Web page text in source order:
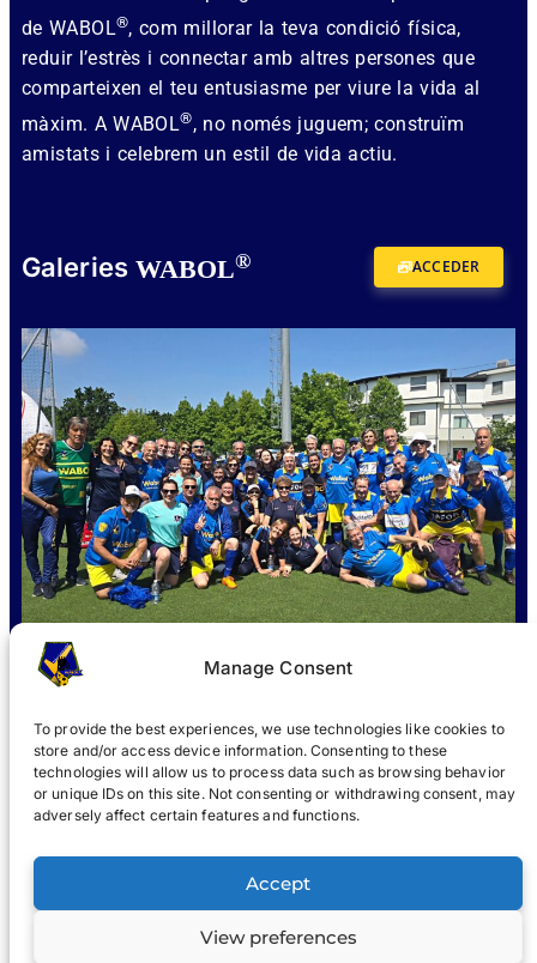
Manage Consent
To provide the best experiences, we use technologies like cookies to
store and/or access device information. Consenting to these
technologies will allow us to process data such as browsing behavior
or unique IDs on this site. Not consenting or withdrawing consent, may
adversely affect certain features and functions.
Accept
View preferences
de WABOL®, com millorar la teva condició física,
reduir l’estrès i connectar amb altres persones que
comparteixen el teu entusiasme per viure la vida al
màxim. A WABOL®, no només juguem; construïm
amistats i celebrem un estil de vida actiu.
Galeries WABOL® ACCEDER
QUÈ ÉS WABOL®? UNIR-SE NOTICIES GALERIA
WABOL®
Avís legal Avís de privacitat